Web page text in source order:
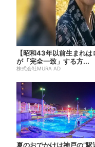
【昭和43年以前生まれ
が「完全一致」する方...
株式会社MURA AD
夏のおでかけは神戸の”駅